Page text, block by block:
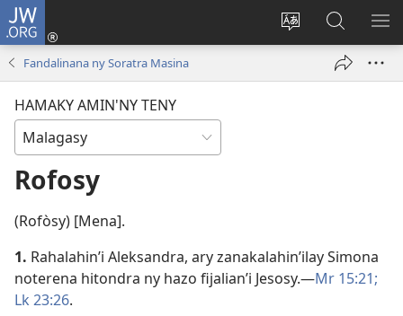
JW.ORG
Hiova
Hiditra
(manokatra
ato
Amin’ny
Fandalinana ny Soratra Masina
HAMAKY AMIN'NY TENY
Rofosy
(Rofòsy) [Mena].
1. Rahalahin’i Aleksandra, ary zanakalahin’ilay Simona
noterena hitondra ny hazo fijalian’i Jesosy.​—Mr 15:21;
Lk 23:26.